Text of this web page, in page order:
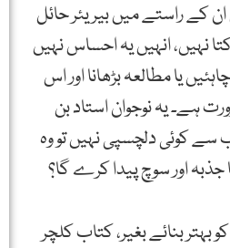
کے راستے میں بیریئر حائل
نہیں، انہیں یہ احساس نہیں
یا مطالعہ بڑھانا اور اس
ہے۔ یہ نوجوان استاد بن
سے کوئی دلچسپی نہیں تو وہ
اور سوچ پیدا کرے گا؟
بنائے بغیر، کتاب کلچر